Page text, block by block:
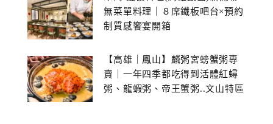
無菜單料理｜８席鐵板吧台×預約
制質感饗宴開箱
【高雄｜鳳山】麟粥宮螃蟹粥專
賣｜一年四季都吃得到活體紅蟳
粥、龍蝦粥、帝王蟹粥..文山特區